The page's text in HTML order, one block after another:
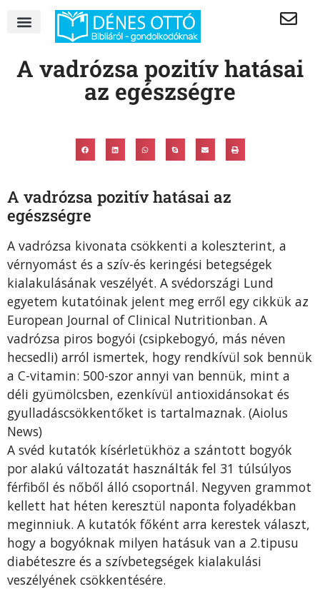
A vadrózsa pozitív hatásai
az egészségre
A vadrózsa pozitív hatásai az
egészségre
A vadrózsa kivonata csökkenti a koleszterint, a
vérnyomást és a szív-és keringési betegségek
kialakulásának veszélyét. A svédországi Lund
egyetem kutatóinak jelent meg erről egy cikkük az
European Journal of Clinical Nutritionban. A
vadrózsa piros bogyói (csipkebogyó, más néven
hecsedli) arról ismertek, hogy rendkívül sok bennük
a C-vitamin: 500-szor annyi van bennük, mint a
déli gyümölcsben, ezenkívül antioxidánsokat és
gyulladáscsökkentőket is tartalmaznak. (Aiolus
News)
A svéd kutatók kísérletükhöz a szántott bogyók
por alakú változatát használták fel 31 túlsúlyos
férfiből és nőből álló csoportnál. Negyven grammot
kellett hat héten keresztül naponta folyadékban
meginniuk. A kutatók főként arra kerestek választ,
hogy a bogyóknak milyen hatásuk van a 2.tipusu
diabéteszre és a szívbetegségek kialakulási
veszélyének csökkentésére.